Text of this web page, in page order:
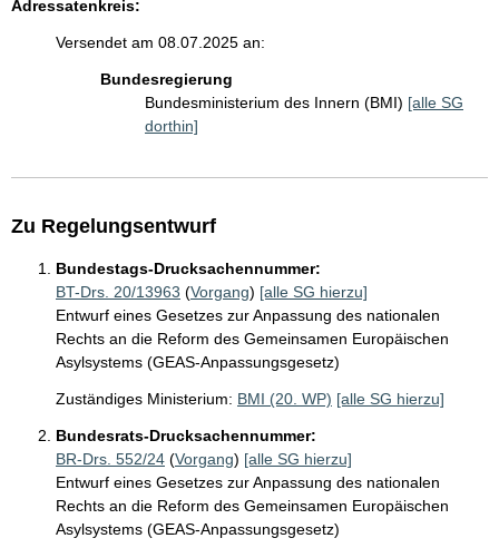
Adressatenkreis:
Versendet am 08.07.2025 an:
Bundesregierung
Bundesministerium des Innern (BMI) [alle SG
dorthin]
Zu Regelungsentwurf
Bundestags-Drucksachennummer:
BT-Drs. 20/13963 (Vorgang) [alle SG hierzu]
Entwurf eines Gesetzes zur Anpassung des nationalen
Rechts an die Reform des Gemeinsamen Europäischen
Asylsystems (GEAS-Anpassungsgesetz)
Zuständiges Ministerium: BMI (20. WP) [alle SG hierzu]
Bundesrats-Drucksachennummer:
BR-Drs. 552/24 (Vorgang) [alle SG hierzu]
Entwurf eines Gesetzes zur Anpassung des nationalen
Rechts an die Reform des Gemeinsamen Europäischen
Asylsystems (GEAS-Anpassungsgesetz)